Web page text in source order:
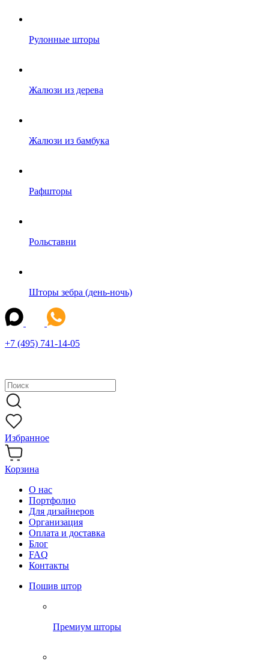
Рулонные шторы
Жалюзи из дерева
Жалюзи из бамбука
Рафшторы
Рольставни
Шторы зебра (день-ночь)
+7 (495) 741-14-05
Избранное
Корзина
О нас
Портфолио
Для дизайнеров
Организация
Оплата и доставка
Блог
FAQ
Контакты
Пошив штор
Премиум шторы